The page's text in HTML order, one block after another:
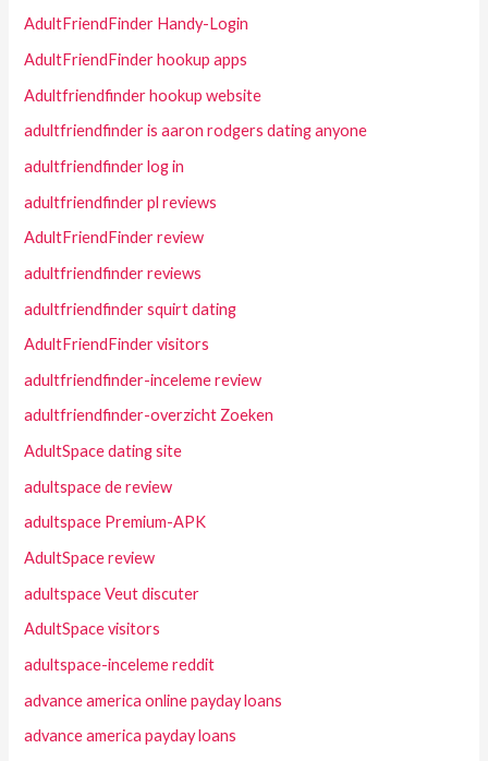
AdultFriendFinder Handy-Login
AdultFriendFinder hookup apps
Adultfriendfinder hookup website
adultfriendfinder is aaron rodgers dating anyone
adultfriendfinder log in
adultfriendfinder pl reviews
AdultFriendFinder review
adultfriendfinder reviews
adultfriendfinder squirt dating
AdultFriendFinder visitors
adultfriendfinder-inceleme review
adultfriendfinder-overzicht Zoeken
AdultSpace dating site
adultspace de review
adultspace Premium-APK
AdultSpace review
adultspace Veut discuter
AdultSpace visitors
adultspace-inceleme reddit
advance america online payday loans
advance america payday loans